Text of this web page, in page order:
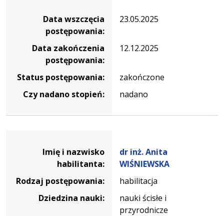
Data wszczęcia
postępowania:
23.05.2025
Data zakończenia
postępowania:
12.12.2025
Status postępowania:
zakończone
Czy nadano stopień:
nadano
Imię i nazwisko
habilitanta:
dr inż. Anita
WIŚNIEWSKA
Rodzaj postępowania:
habilitacja
Dziedzina nauki:
nauki ścisłe i
przyrodnicze